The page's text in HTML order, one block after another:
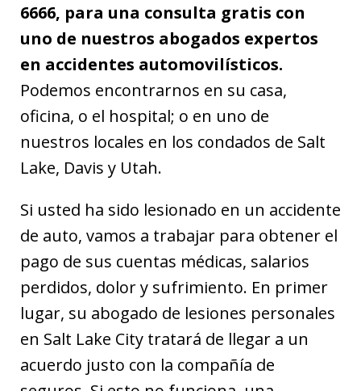
6666, para una consulta gratis con
uno de nuestros abogados expertos
en accidentes automovilísticos.
Podemos encontrarnos en su casa,
oficina, o el hospital; o en uno de
nuestros locales en los condados de Salt
Lake, Davis y Utah.
Si usted ha sido lesionado en un accidente
de auto, vamos a trabajar para obtener el
pago de sus cuentas médicas, salarios
perdidos, dolor y sufrimiento. En primer
lugar, su abogado de lesiones personales
en Salt Lake City tratará de llegar a un
acuerdo justo con la compañía de